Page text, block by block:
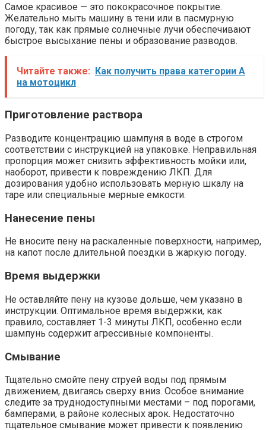
Самое красивое — это пококрасочное покрытие.​
Желательно мыть машину в тени или в пасмурную
погоду, так как прямые солнечные лучи обеспечивают
быстрое высыхание пены и образование разводов.
Читайте также: Как получить права категории А
на мотоцикл
Приготовление раствора
Разводите концентрацию шампуня в воде в строгом
соответствии с инструкцией на упаковке. Неправильная
пропорция может снизить эффективность мойки или,
наоборот, привести к повреждению ЛКП. Для
дозирования удобно использовать мерную шкалу на
таре или специальные мерные емкости.​
Нанесение пены
Не вносите пену на раскаленные поверхности, например,
на капот после длительной поездки в жаркую погоду.​
Время выдержки
Не оставляйте пену на кузове дольше, чем указано в
инструкции. Оптимальное время выдержки, как
правило, составляет 1-3 минуты ЛКП, особенно если
шампунь содержит агрессивные компоненты.​
Смывание
Тщательно смойте пену струей воды под прямым
движением, двигаясь сверху вниз. Особое внимание
следите за труднодоступными местами – под порогами,
бамперами, в районе колесных арок. Недостаточно
тщательное смывание может привести к появлению